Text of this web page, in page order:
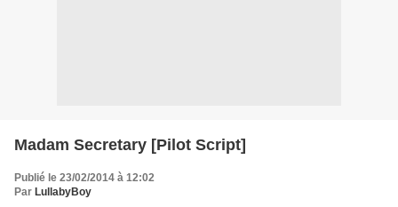
Madam Secretary [Pilot Script]
Publié le 23/02/2014 à 12:02
Par LullabyBoy